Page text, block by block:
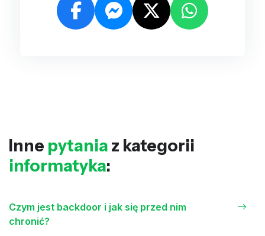
Inne pytania z kategorii
informatyka:
Czym jest backdoor i jak się przed nim
chronić?